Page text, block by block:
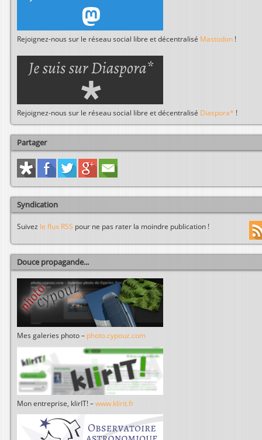
Rejoignez-nous sur le réseau social libre et décentralisé Mastodon !
Rejoignez-nous sur le réseau social libre et décentralisé Diaspora* !
Partager
Syndication
Suivez le flux RSS pour ne pas rater la moindre publication !
Douce propagande...
Mes galeries photo – photo.cypouz.com
Mon entreprise, klirIT! – www.klirit.fr